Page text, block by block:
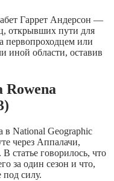
Гаррет Андерсон —
открывших пути для
первопроходцем или
иной области, оставив
Rowena
в National Geographic
через Аппалачи,
статье говорилось, что
за один сезон и что,
под силу.